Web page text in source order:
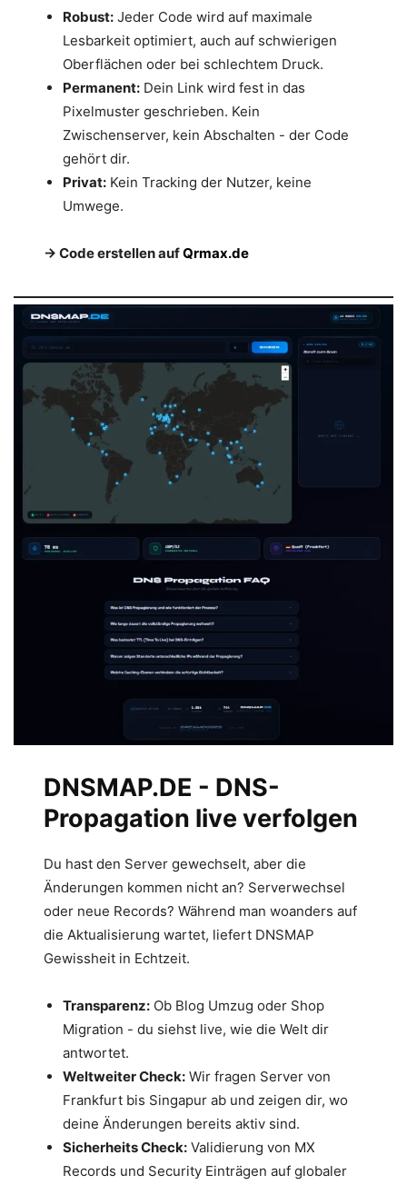
Robust: Jeder Code wird auf maximale
Lesbarkeit optimiert, auch auf schwierigen
Oberflächen oder bei schlechtem Druck.
Permanent: Dein Link wird fest in das
Pixelmuster geschrieben. Kein
Zwischenserver, kein Abschalten - der Code
gehört dir.
Privat: Kein Tracking der Nutzer, keine
Umwege.
→ Code erstellen aufQrmax.de
DNSMAP.DE - DNS-
Propagation live verfolgen
Du hast den Server gewechselt, aber die
Änderungen kommen nicht an? Serverwechsel
oder neue Records? Während man woanders auf
die Aktualisierung wartet, liefert DNSMAP
Gewissheit in Echtzeit.
Transparenz: Ob Blog Umzug oder Shop
Migration - du siehst live, wie die Welt dir
antwortet.
Weltweiter Check: Wir fragen Server von
Frankfurt bis Singapur ab und zeigen dir, wo
deine Änderungen bereits aktiv sind.
Sicherheits Check: Validierung von MX
Records und Security Einträgen auf globaler